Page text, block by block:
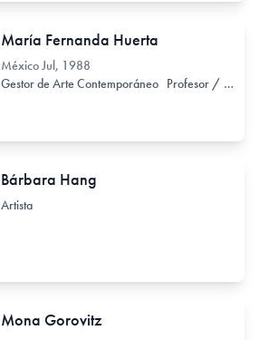
María Fernanda Huerta
MéxicoJul, 1988
Gestor de Arte Contemporáneo Profesor / Docente no formal
Bárbara Hang
Artista
Mona Gorovitz